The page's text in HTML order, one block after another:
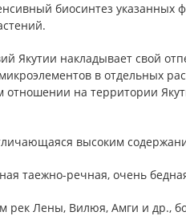
биосинтез указанных
Якутии накладывает свой
в отдельных
отношении на территории
высоким
таежно-речная, очень
рек Лены, Вилюя, Амги и др.,